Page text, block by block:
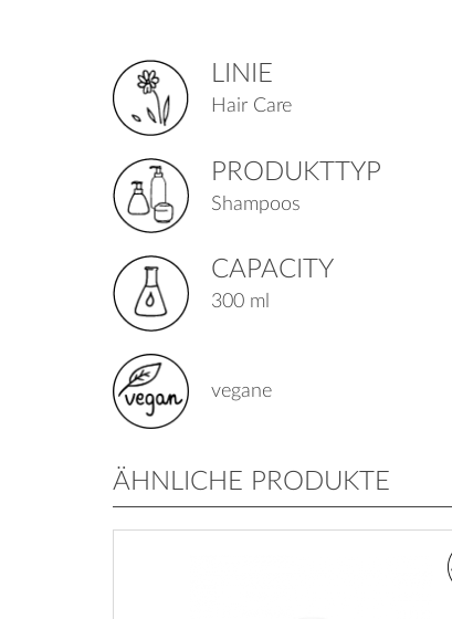
LINIE
Hair Care
PRODUKTTYP
Shampoos
CAPACITY
300 ml
vegane
ÄHNLICHE PRODUKTE